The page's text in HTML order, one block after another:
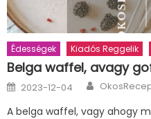
Édességek Kiadós Reggelik
Belga waffel, avagy
Posted
on
2023-12-04 Author
A belga waffel, vagy ahogy